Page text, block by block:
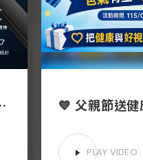
鏡全新引進
PLAY VIDEO